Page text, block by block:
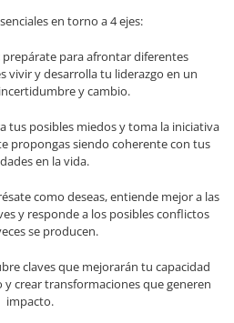
en torno a 4 ejes:
prepárate para afrontar diferentes
vivir y desarrolla tu liderazgo en un
y cambio.
tus posibles miedos y toma la iniciativa
propongas siendo coherente con tus
en la vida.
como deseas, entiende mejor a las
y responde a los posibles conflictos
se producen.
claves que mejorarán tu capacidad
crear transformaciones que generen
impacto.